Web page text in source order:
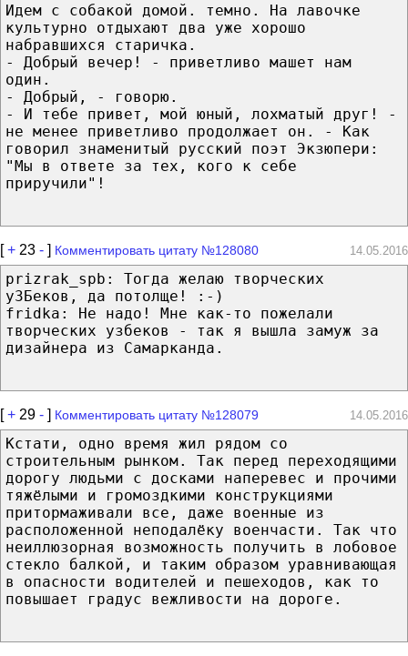
Идем с собакой домой. темно. На лавочке
культурно отдыхают два уже хорошо
набравшихся старичка.
- Добрый вечер! - приветливо машет нам
один.
- Добрый, - говорю.
- И тебе привет, мой юный, лохматый друг! -
не менее приветливо продолжает он. - Как
говорил знаменитый русский поэт Экзюпери:
"Мы в ответе за тех, кого к себе
приручили"!
[+ 23 - ] Комментировать цитату №128080 14.05.2016
prizrak_spb: Тогда желаю творческих
уЗБеков, да потолще! :-)
fridka: Не надо! Мне как-то пожелали
творческих узбеков - так я вышла замуж за
дизайнера из Самарканда.
[+ 29 - ] Комментировать цитату №128079 14.05.2016
Кстати, одно время жил рядом со
строительным рынком. Так перед переходящими
дорогу людьми с досками наперевес и прочими
тяжёлыми и громоздкими конструкциями
притормаживали все, даже военные из
расположенной неподалёку военчасти. Так что
неиллюзорная возможность получить в лобовое
стекло балкой, и таким образом уравнивающая
в опасности водителей и пешеходов, как то
повышает градус вежливости на дороге.